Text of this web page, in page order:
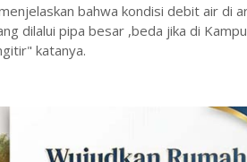
bahwa kondisi debit air di
dilalui pipa besar ,beda jika di
katanya.